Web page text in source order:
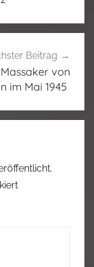
Beitrag
von
im Mai 1945